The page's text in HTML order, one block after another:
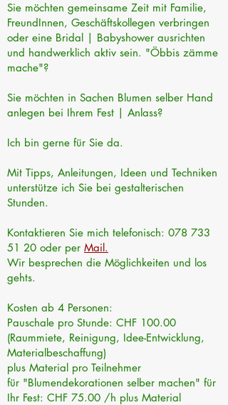
Sie möchten gemeinsame Zeit mit Familie,
FreundInnen, Geschäftskollegen verbringen
oder eine Bridal | Babyshower ausrichten
und handwerklich aktiv sein. "Öbbis zämme
mache"?
Sie möchten in Sachen Blumen selber Hand
anlegen bei Ihrem Fest | Anlass?
Ich bin gerne für Sie da.
Mit Tipps, Anleitungen, Ideen und Techniken
unterstütze ich Sie bei gestalterischen
Stunden.
Kontaktieren Sie mich telefonisch: 078 733
51 20 oder per Mail.
Wir besprechen die Möglichkeiten und los
gehts.
​Kosten ab 4 Personen:
Pauschale pro Stunde: CHF 100.00
(Raummiete, Reinigung, Idee-Entwicklung,
Materialbeschaffung)
plus Material pro Teilnehmer
für "Blumendekorationen selber machen" für
Ihr Fest: CHF 75.00 /h plus Material